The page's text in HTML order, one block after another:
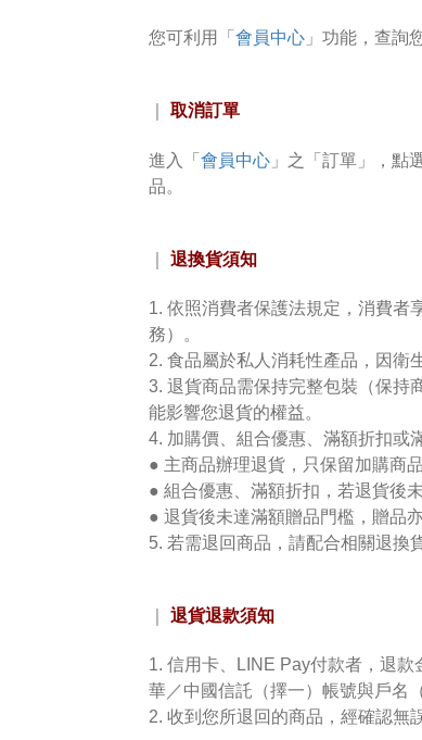
您可利用「 會員中心 」功能，查詢
取消訂單
進入「 會員中心 」之「訂單」，點
品。
退換貨須知
1. 依照消費者保護法規定，消費者
務）。
2. 食品屬於私人消耗性產品，因衛
3. 退貨商品需保持完整包裝（保持
能影響您退貨的權益。
4. 加購價、組合優惠、滿額折扣或
● 主商品辦理退貨，只保留加購商
● 組合優惠、滿額折扣，若退貨後
● 退貨後未達滿額贈品門檻，贈品
5. 若需退回商品，請配合相關退換
退貨退款須知
1. 信用卡、 LINE Pay付款者，退款
華／中國信託（擇一）帳號與戶名
2. 收到您所退回的商品，經確認無